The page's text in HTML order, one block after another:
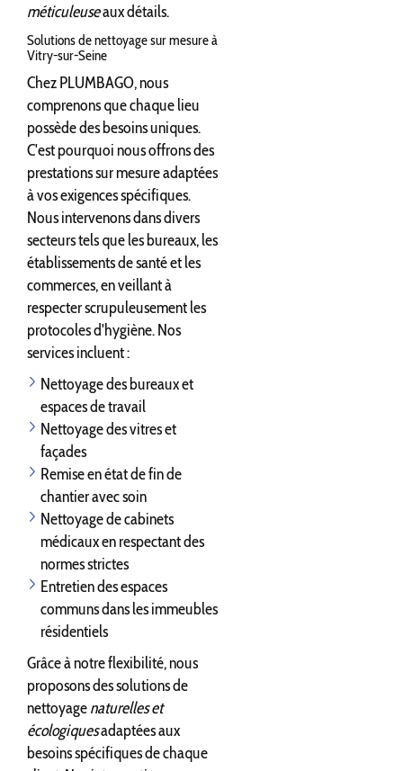
méticuleuseaux détails.
Solutions de nettoyage sur mesure à
Vitry-sur-Seine
Chez PLUMBAGO, nous
comprenons que chaque lieu
possède des besoins uniques.
C'est pourquoi nous offrons des
prestations sur mesure adaptées
à vos exigences spécifiques.
Nous intervenons dans divers
secteurs tels que les bureaux, les
établissements de santé et les
commerces, en veillant à
respecter scrupuleusement les
protocoles d'hygiène. Nos
services incluent :
Nettoyage des bureaux et
espaces de travail
Nettoyage des vitres et
façades
Remise en état de fin de
chantier avec soin
Nettoyage de cabinets
médicaux en respectant des
normes strictes
Entretien des espaces
communs dans les immeubles
résidentiels
Grâce à notre flexibilité, nous
proposons des solutions de
nettoyagenaturelles et
écologiquesadaptées aux
besoins spécifiques de chaque